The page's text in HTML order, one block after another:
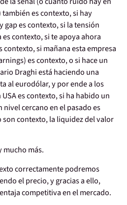
es contexto, si hay
gap es contexto, si la tensión
contexto, si te apoya ahora
contexto, si mañana esta empresa
es contexto, o si hace un
Draghi está haciendo una
al eurodólar, y por ende a los
es contexto, si ha habido un
cercano en el pasado es
contexto, la liquidez del valor
mucho más.
correctamente podremos
el precio, y gracias a ello,
competitiva en el mercado.